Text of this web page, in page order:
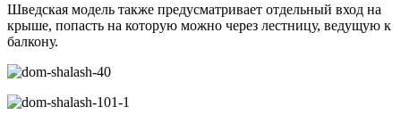
Шведская модель также предусматривает отдельный вход на
крыше, попасть на которую можно через лестницу, ведущую к
балкону.